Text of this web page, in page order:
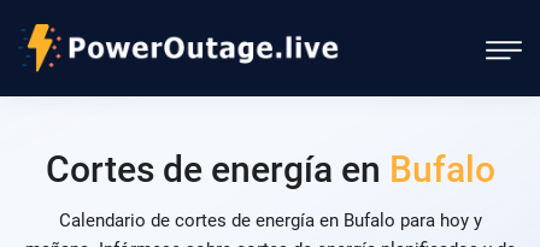
Cortes de energía en Bufalo
Calendario de cortes de energía en Bufalo para hoy y